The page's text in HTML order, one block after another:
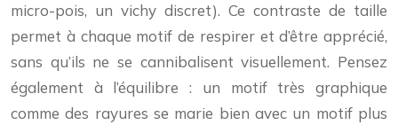
micro-pois, un vichy discret). Ce contraste de taille
permet à chaque motif de respirer et d’être apprécié,
sans qu’ils ne se cannibalisent visuellement. Pensez
également à l’équilibre : un motif très graphique
comme des rayures se marie bien avec un motif plus